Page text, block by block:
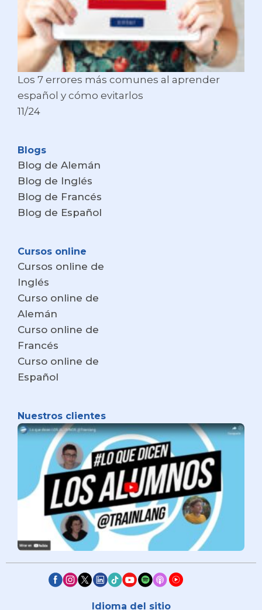
Los 7 errores más comunes al aprender
español y cómo evitarlos
11/24
Blogs
Blog de Alemán
Blog de Inglés
Blog de Francés
Blog de Español
Cursos online
Cursos online de
Inglés
Curso online de
Alemán
Curso online de
Francés
Curso online de
Español
Nuestros clientes
Idioma del sitio